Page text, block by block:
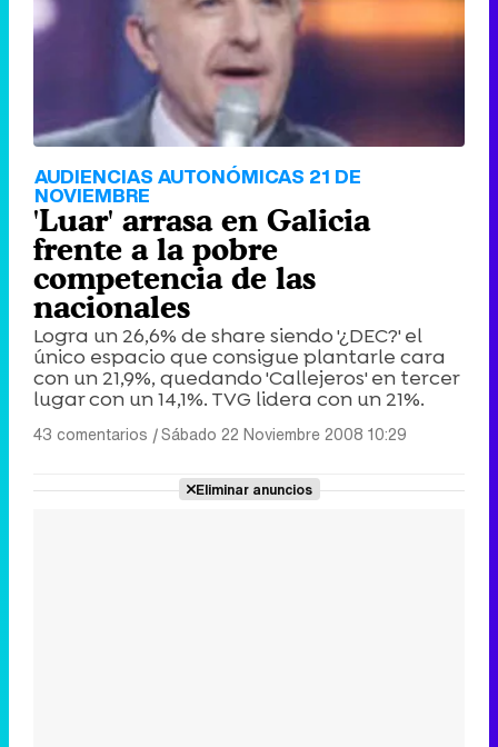
AUDIENCIAS AUTONÓMICAS 21 DE
NOVIEMBRE
'Luar' arrasa en Galicia
frente a la pobre
competencia de las
nacionales
Logra un 26,6% de share siendo '¿DEC?' el
único espacio que consigue plantarle cara
con un 21,9%, quedando 'Callejeros' en tercer
lugar con un 14,1%. TVG lidera con un 21%.
43 comentarios |Sábado 22 Noviembre 2008 10:29
Eliminar anuncios